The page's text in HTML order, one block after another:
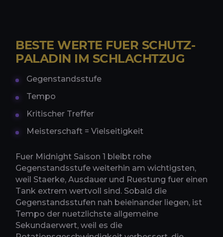
BESTE WERTE FUER SCHUTZ-
PALADIN IM SCHLACHTZUG
Gegenstandsstufe
Tempo
Kritischer Treffer
Meisterschaft = Vielseitigkeit
Fuer Midnight Saison 1 bleibt rohe
Gegenstandsstufe weiterhin am wichtigsten,
weil Staerke, Ausdauer und Ruestung fuer einen
Tank extrem wertvoll sind. Sobald die
Gegenstandsstufen nah beieinander liegen, ist
Tempo der nuetzlichste allgemeine
Sekundaerwert, weil es die